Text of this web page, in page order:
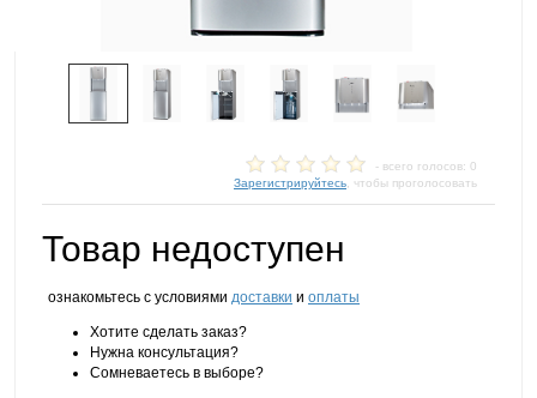
- всего голосов: 0
Зарегистрируйтесь , чтобы проголосовать
Товар недоступен
ознакомьтесь с условиями доставки и оплаты
Хотите сделать заказ?
Нужна консультация?
Сомневаетесь в выборе?